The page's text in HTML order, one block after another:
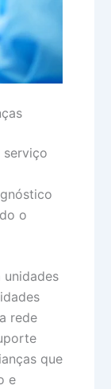
serviço
o
unidades
rede
que
e